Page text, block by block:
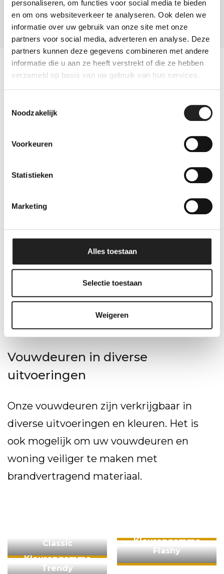
personaliseren, om functies voor social media te bieden
en om ons websiteverkeer te analyseren. Ook delen we
informatie over uw gebruik van onze site met onze
partners voor social media, adverteren en analyse. Deze
partners kunnen deze gegevens combineren met andere
informatie die u aan ze heeft verstrekt of die ze hebben
verzameld op basis van uw gebruik van hun services.
Noodzakelijk
Voorkeuren
Statistieken
Marketing
Alles toestaan
Selectie toestaan
Weigeren
wanden
We hebben hier de voordelen van
vouwdeuren en wanden overzichtelijk op
Kwalitatieve materialen
Ze zijn eenvoudig te monteren
Niet onderhevig aan vochtigheid of
temperatuur
Krasbestendig & afwasbaar
Vouwdeuren in diverse
uitvoeringen
Onze vouwdeuren zijn verkrijgbaar in
diverse uitvoeringen en kleuren. Het is
ook mogelijk om uw vouwdeuren en
woning veiliger te maken met
brandvertragend materiaal.
Classic
Kleurengamma
Trendy
Kleurengamma
Flashy